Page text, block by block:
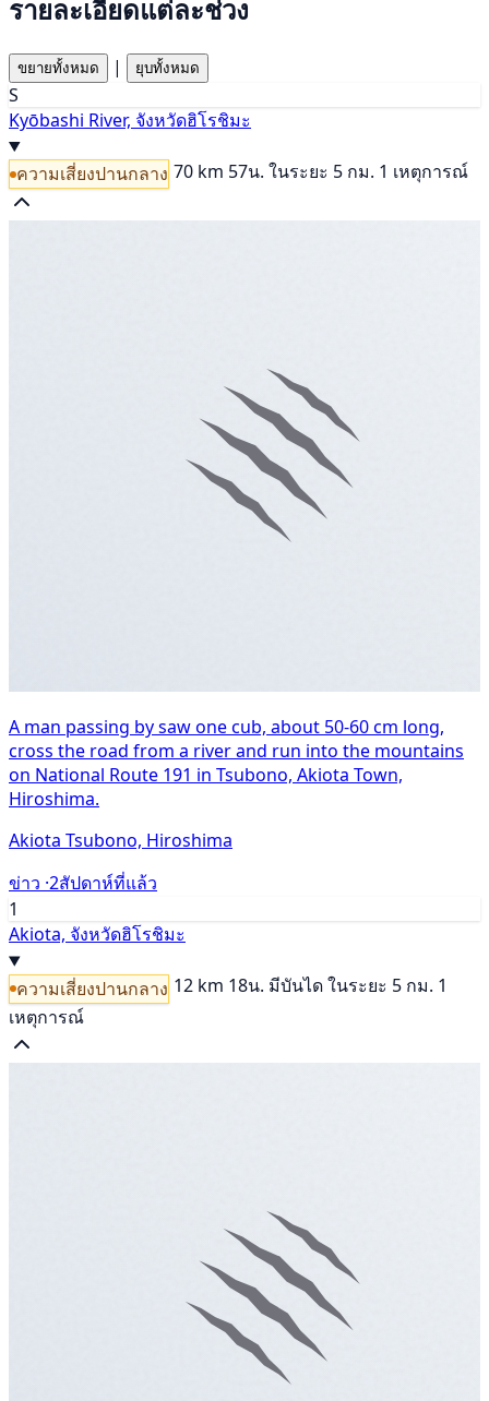
รายละเอียดแต่ละช่วง
ขยายทั้งหมด | ยุบทั้งหมด
S
Kyōbashi River, จังหวัดฮิโรชิมะ
ความเสี่ยงปานกลาง 70 km 57น. ในระยะ 5 กม. 1 เหตุการณ์
A man passing by saw one cub, about 50-60 cm long,
cross the road from a river and run into the mountains
on National Route 191 in Tsubono, Akiota Town,
Hiroshima.
Akiota Tsubono, Hiroshima
ข่าว ·2สัปดาห์ที่แล้ว
1
Akiota, จังหวัดฮิโรชิมะ
ความเสี่ยงปานกลาง 12 km 18น. มีบันไดในระยะ 5 กม. 1
เหตุการณ์